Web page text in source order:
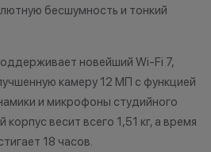
нового
для оплаты
какое
бесшумность и тонкий
новейший Wi‑Fi 7,
камеру 12 МП с функцией
и микрофоны студийного
весит всего 1,51 кг, а время
18 часов.